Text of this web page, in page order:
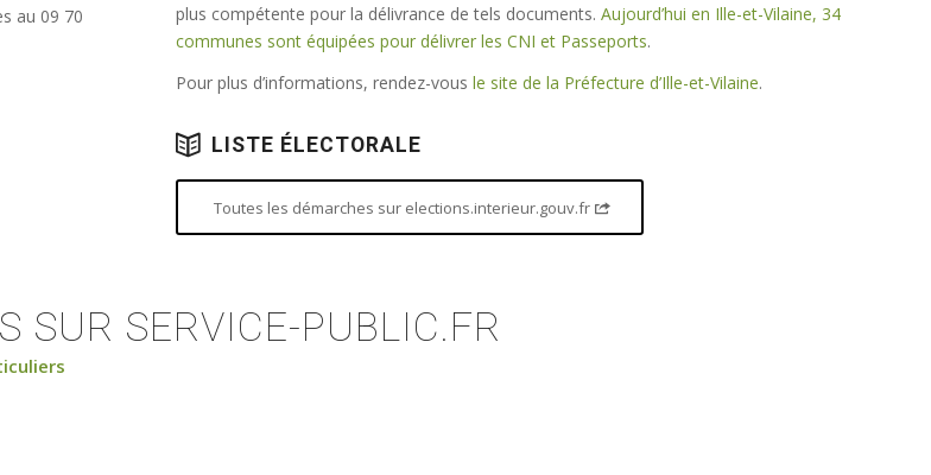
au 09 70
plus compétente pour la délivrance de tels documents.Aujourd’hui en Ille-et-Vilaine, 34
communes sont équipées pour délivrer les CNI et Passeports.
Pour plus d’informations, rendez-vousle site de la Préfecture d’Ille-et-Vilaine.
LISTE ÉLECTORALE
Toutes les démarches sur elections.interieur.gouv.fr
SUR SERVICE-PUBLIC.FR